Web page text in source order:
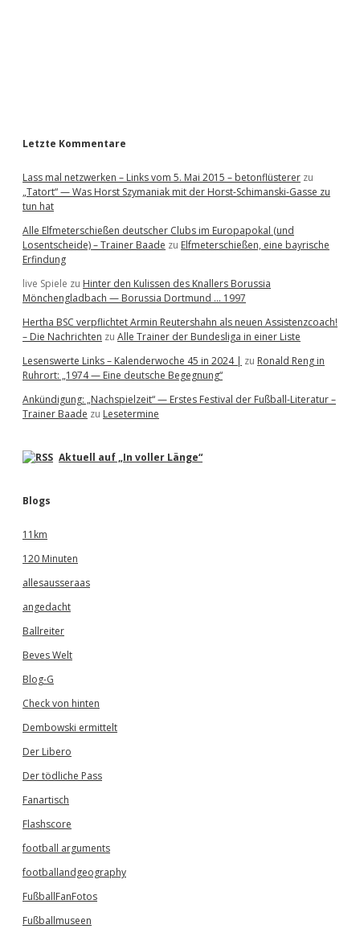
Letzte Kommentare
Lass mal netzwerken – Links vom 5. Mai 2015 – betonflüsterer zu
„Tatort“ — Was Horst Szymaniak mit der Horst-Schimanski-Gasse zu
tun hat
Alle Elfmeterschießen deutscher Clubs im Europapokal (und
Losentscheide) – Trainer Baade zu Elfmeterschießen, eine bayrische
Erfindung
live Spiele zu Hinter den Kulissen des Knallers Borussia
Mönchengladbach — Borussia Dortmund … 1997
Hertha BSC verpflichtet Armin Reutershahn als neuen Assistenzcoach!
– Die Nachrichten zu Alle Trainer der Bundesliga in einer Liste
Lesenswerte Links – Kalenderwoche 45 in 2024 | zu Ronald Reng in
Ruhrort: „1974 — Eine deutsche Begegnung“
Ankündigung: „Nachspielzeit“ — Erstes Festival der Fußball-Literatur –
Trainer Baade zu Lesetermine
Aktuell auf „In voller Länge“
Blogs
11km
120 Minuten
allesausseraas
angedacht
Ballreiter
Beves Welt
Blog-G
Check von hinten
Dembowski ermittelt
Der Libero
Der tödliche Pass
Fanartisch
Flashscore
football arguments
footballandgeography
FußballFanFotos
Fußballmuseen